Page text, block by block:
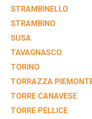
STRAMBINELLO
STRAMBINO
SUSA
TAVAGNASCO
TORINO
TORRAZZA
TORRE CANAVESE
TORRE PELLICE